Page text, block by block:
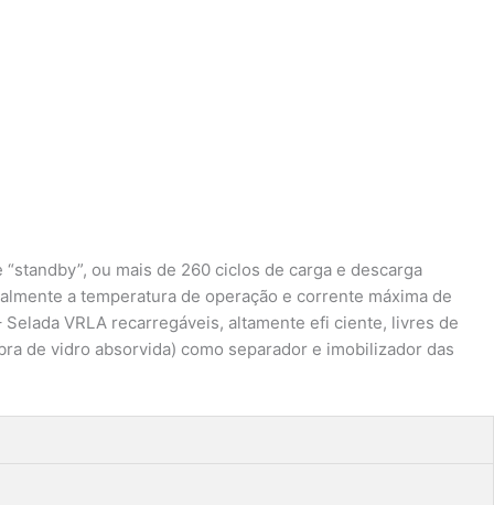
ou mais de 260 ciclos de carga e descarga
a temperatura de operação e corrente máxima de
VRLA recarregáveis, altamente efi ciente, livres de
de vidro absorvida) como separador e imobilizador das